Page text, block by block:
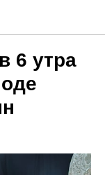
6 утра